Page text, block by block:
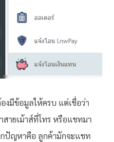
งมีข้อมูลให้ครบ แต่เชื่อว่า
ายเม้าส์ที่โทร หรือแชทมา
ปัญหาคือ ลูกค้ามักจะแชท